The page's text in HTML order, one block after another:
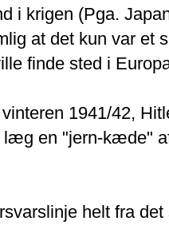
i krigen (Pga.
at det kun var et
finde sted i
1941/42,
læg en "jern-kæde"
helt fra